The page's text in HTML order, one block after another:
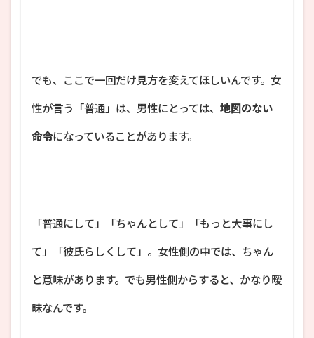
でも、ここで一回だけ見方を変えてほしいんです。女
性が言う「普通」は、男性にとっては、 地図のない
命令になっていることがあります。
「普通にして」「ちゃんとして」「もっと大事にし
て」「彼氏らしくして」。女性側の中では、ちゃん
と意味があります。でも男性側からすると、かなり曖
昧なんです。